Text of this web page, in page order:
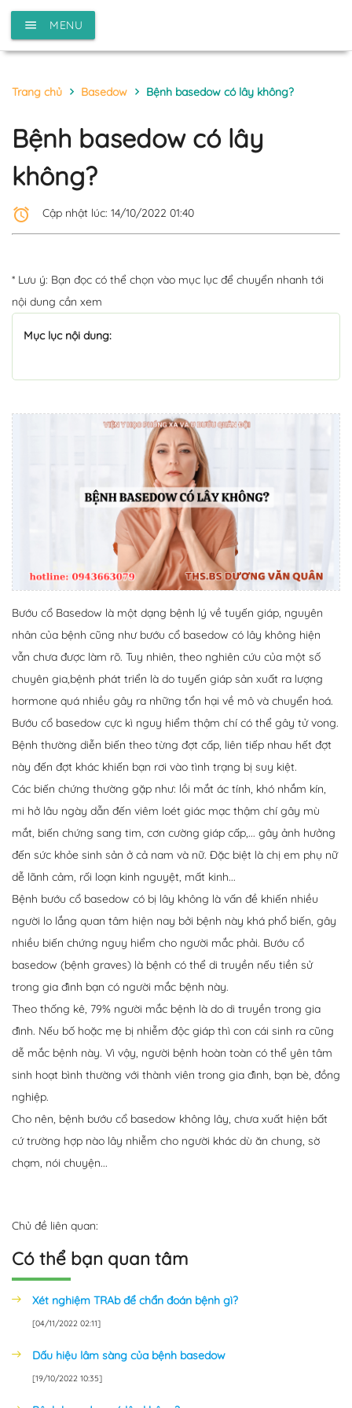
menu MENU
Trang chủ chevron_right Basedow chevron_right Bệnh basedow có lây không?
Bệnh basedow có lây
không?
alarm Cập nhật lúc: 14/10/2022 01:40
* Lưu ý: Bạn đọc có thể chọn vào mục lục để chuyển nhanh tới
nội dung cần xem
Mục lục nội dung:
Bướu cổ Basedow là một dạng bệnh lý về tuyến giáp, nguyên
nhân của bệnh cũng như bướu cổ basedow có lây không hiện
vẫn chưa được làm rõ. Tuy nhiên, theo nghiên cứu của một số
chuyên gia,bệnh phát triển là do tuyến giáp sản xuất ra lượng
hormone quá nhiều gây ra những tổn hại về mô và chuyển hoá.
Bướu cổ basedow cực kì nguy hiểm thậm chí có thể gây tử vong.
Bệnh thường diễn biến theo từng đợt cấp, liên tiếp nhau hết đợt
này đến đợt khác khiến bạn rơi vào tình trạng bị suy kiệt.
Các biến chứng thường gặp như: lồi mắt ác tính, khó nhắm kín,
mi hở lâu ngày dẫn đến viêm loét giác mạc thậm chí gây mù
mắt, biến chứng sang tim, cơn cường giáp cấp,... gây ảnh hưởng
đến sức khỏe sinh sản ở cả nam và nữ. Đặc biệt là chị em phụ nữ
dễ lãnh cảm, rối loạn kinh nguyệt, mất kinh...
Bệnh bướu cổ basedow có bị lây không là vấn đề khiến nhiều
người lo lắng quan tâm hiện nay bởi bệnh này khá phổ biến, gây
nhiều biến chứng nguy hiểm cho người mắc phải. Bướu cổ
basedow (bệnh graves) là bệnh có thể di truyền nếu tiền sử
trong gia đình bạn có người mắc bệnh này.
Theo thống kê, 79% người mắc bệnh là do di truyền trong gia
đình. Nếu bố hoặc mẹ bị nhiễm độc giáp thì con cái sinh ra cũng
dễ mắc bệnh này. Vì vậy, người bệnh hoàn toàn có thể yên tâm
sinh hoạt bình thường với thành viên trong gia đình, bạn bè, đồng
nghiệp.
Cho nên, bệnh bướu cổ basedow không lây, chưa xuất hiện bất
cứ trường hợp nào lây nhiễm cho người khác dù ăn chung, sờ
chạm, nói chuyện...
Chủ đề liên quan:
Có thể bạn quan tâm
Xét nghiệm TRAb để chẩn đoán bệnh gì?
[04/11/2022 02:11]
Dấu hiệu lâm sàng của bệnh basedow
[19/10/2022 10:35]